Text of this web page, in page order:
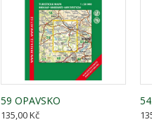
59 OPAVSKO
135,00 Kč